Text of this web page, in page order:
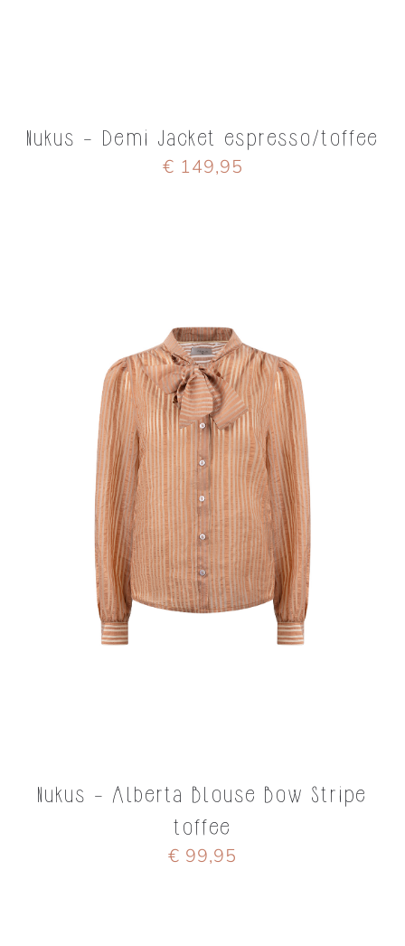
Nukus - Demi Jacket espresso/toffee
€ 149,95
Nukus - Alberta Blouse Bow Stripe
toffee
€ 99,95